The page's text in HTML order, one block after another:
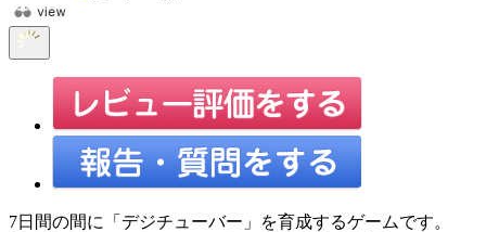
7日間の間に「デジチューバー」を育成するゲームです。